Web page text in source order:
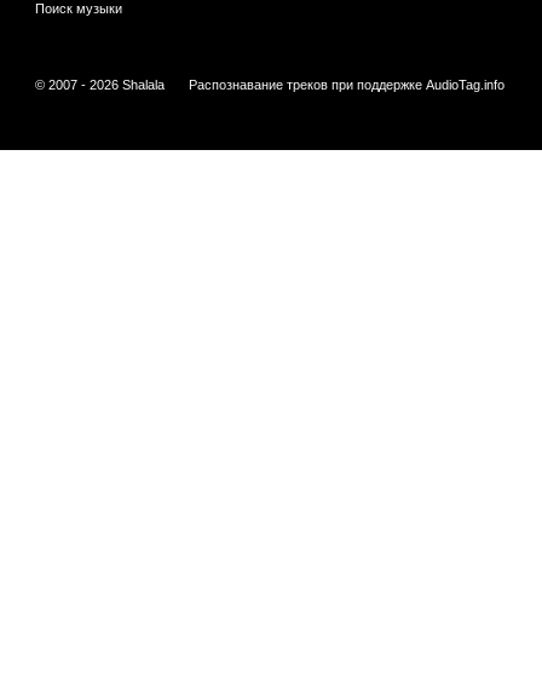
Поиск музыки
© 2007 - 2026 Shalala Распознавание треков при поддержке AudioTag.info